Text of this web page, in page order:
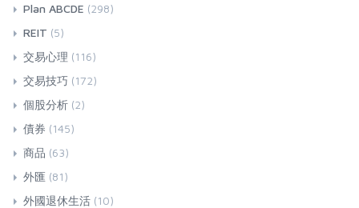
Plan ABCDE (298)
REIT (5)
交易心理 (116)
交易技巧 (172)
個股分析 (2)
債券 (145)
商品 (63)
外匯 (81)
外國退休生活 (10)